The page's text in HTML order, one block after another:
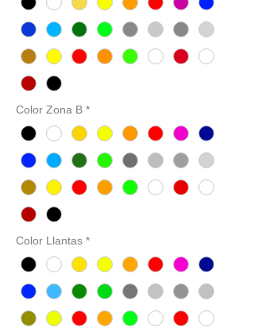
Color Zona B *
Color Llantas *